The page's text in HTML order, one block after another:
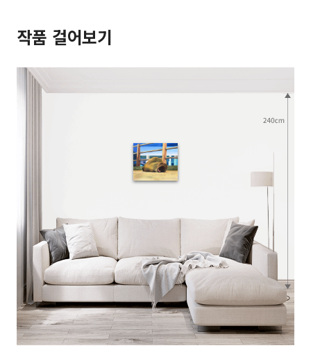
작품 걸어보기